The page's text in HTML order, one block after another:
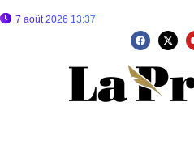
7 août 2026 13:37